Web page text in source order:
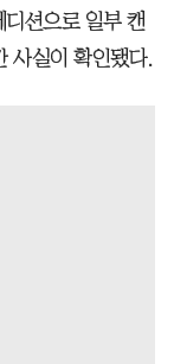
션으로 일부 캔
사실이 확인됐다.